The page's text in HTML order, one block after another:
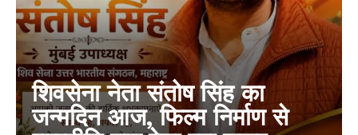
शिवसेना नेता संतोष सिंह का
जन्मदिन आज, फिल्म निर्माण से